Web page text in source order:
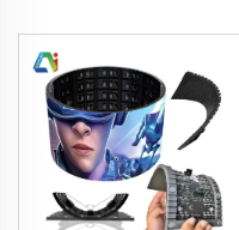
Panel Begivenheder
Bagscenarie Kirke LED
Videowand